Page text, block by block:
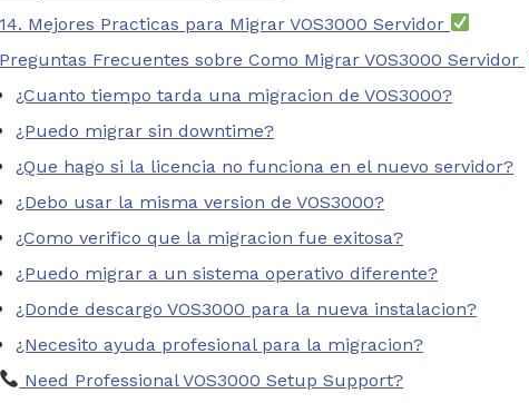
14. Mejores Practicas para Migrar VOS3000 Servidor
Preguntas Frecuentes sobre Como Migrar VOS3000 Servidor
¿Cuanto tiempo tarda una migracion de VOS3000?
¿Puedo migrar sin downtime?
¿Que hago si la licencia no funciona en el nuevo servidor?
¿Debo usar la misma version de VOS3000?
¿Como verifico que la migracion fue exitosa?
¿Puedo migrar a un sistema operativo diferente?
¿Donde descargo VOS3000 para la nueva instalacion?
¿Necesito ayuda profesional para la migracion?
Need Professional VOS3000 Setup Support?